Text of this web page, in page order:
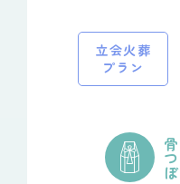
立会火葬
プラン
骨
つ
ぼ